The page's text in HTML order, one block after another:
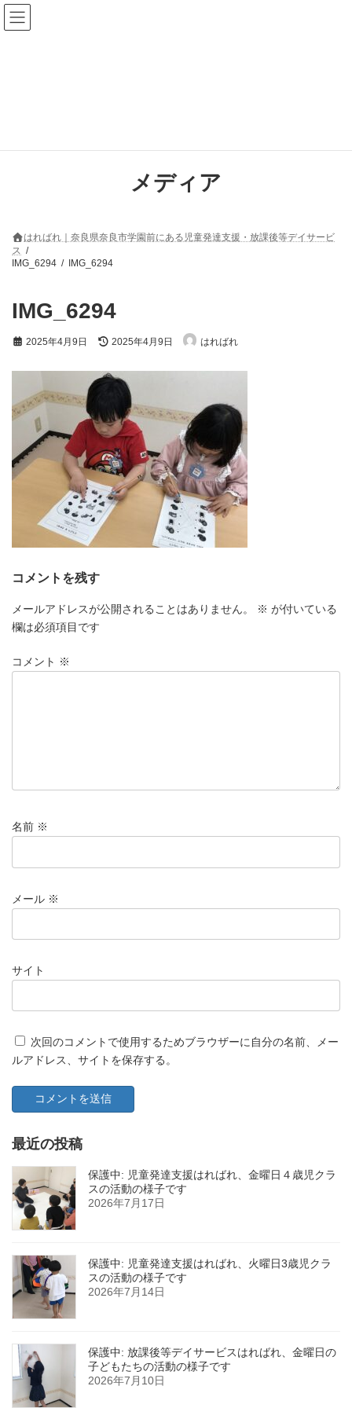
コ
ン
テ
ナ
ビ
ゲ
メディア
はればれ｜奈良県奈良市学園前にある児童発達支援・放課後等デイサービ
ス
IMG_6294
IMG_6294
IMG_6294
2025年4月9日
最
新
:
2025年4月9日 はればれ
コメントを残す
メールアドレスが公開されることはありません。 ※ が付いている
欄は必須項目です
コメント ※
名前 ※
メール ※
サイト
次回のコメントで使用するためブラウザーに自分の名前、メー
ルアドレス、サイトを保存する。
最近の投稿
保護中: 児童発達支援はればれ、金曜日４歳児クラ
スの活動の様子です
2026年7月17日
保護中: 児童発達支援はればれ、火曜日3歳児クラ
スの活動の様子です
2026年7月14日
保護中: 放課後等デイサービスはればれ、金曜日の
子どもたちの活動の様子です
2026年7月10日